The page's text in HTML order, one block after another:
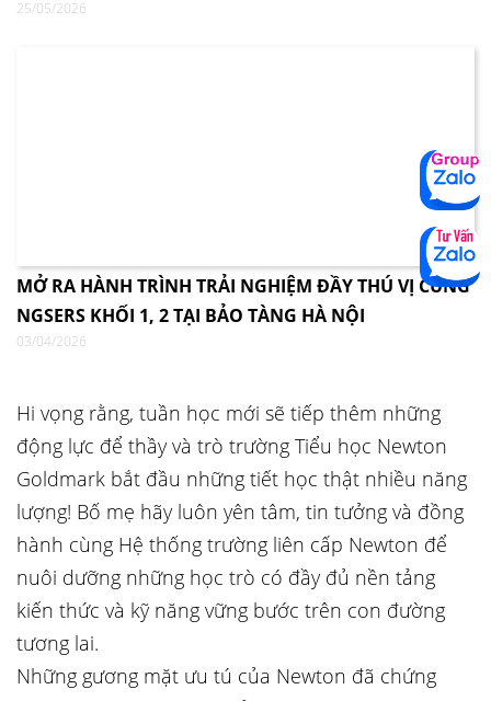
25/05/2026
MỞ RA HÀNH TRÌNH TRẢI NGHIỆM ĐẦY THÚ VỊ CÙNG
NGSERS KHỐI 1, 2 TẠI BẢO TÀNG HÀ NỘI
03/04/2026
Hi vọng rằng, tuần học mới sẽ tiếp thêm những
động lực để thầy và trò trường Tiểu học Newton
Goldmark bắt đầu những tiết học thật nhiều năng
lượng! Bố mẹ hãy luôn yên tâm, tin tưởng và đồng
hành cùng Hệ thống trường liên cấp Newton để
nuôi dưỡng những học trò có đầy đủ nền tảng
kiến thức và kỹ năng vững bước trên con đường
tương lai.
Những gương mặt ưu tú của Newton đã chứng